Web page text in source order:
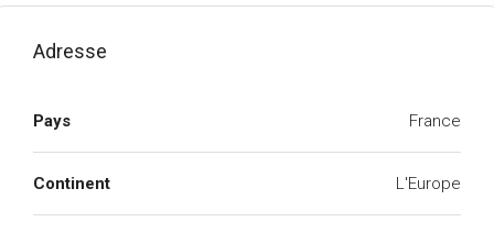
Adresse
Pays France
Continent L'Europe